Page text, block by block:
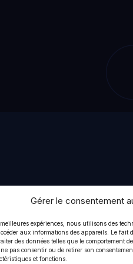
Gérer le consentement
expériences, nous utilisons des
aux informations des appareils. Le fait
des données telles que le comportement
pas consentir ou de retirer son
et fonctions.
Terms of use